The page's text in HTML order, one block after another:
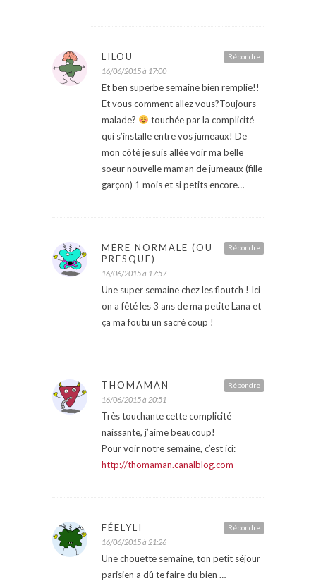
Répondre
LILOU
16/06/2015 à 17:00
Et ben superbe semaine bien remplie!!
Et vous comment allez vous?Toujours
malade?
touchée par la complicité
qui s’installe entre vos jumeaux! De
mon côté je suis allée voir ma belle
soeur nouvelle maman de jumeaux (fille
garçon) 1 mois et si petits encore…
Répondre
MÈRE NORMALE (OU
PRESQUE)
16/06/2015 à 17:57
Une super semaine chez les floutch ! Ici
on a fêté les 3 ans de ma petite Lana et
ça ma foutu un sacré coup !
Répondre
THOMAMAN
16/06/2015 à 20:51
Très touchante cette complicité
naissante, j’aime beaucoup!
Pour voir notre semaine, c’est ici:
http://thomaman.canalblog.com
Répondre
FÉELYLI
16/06/2015 à 21:26
Une chouette semaine, ton petit séjour
parisien a dû te faire du bien …